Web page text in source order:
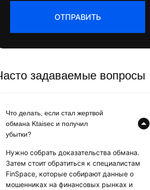
ОТПРАВИТЬ
задаваемые вопросы
Что делать, если стал жертвой
обмана Ktaisec и получил
убытки?
Нужно собрать доказательства обмана.
Затем стоит обратиться к специалистам
FinSpace, которые собирают данные о
мошенниках на финансовых рынках и